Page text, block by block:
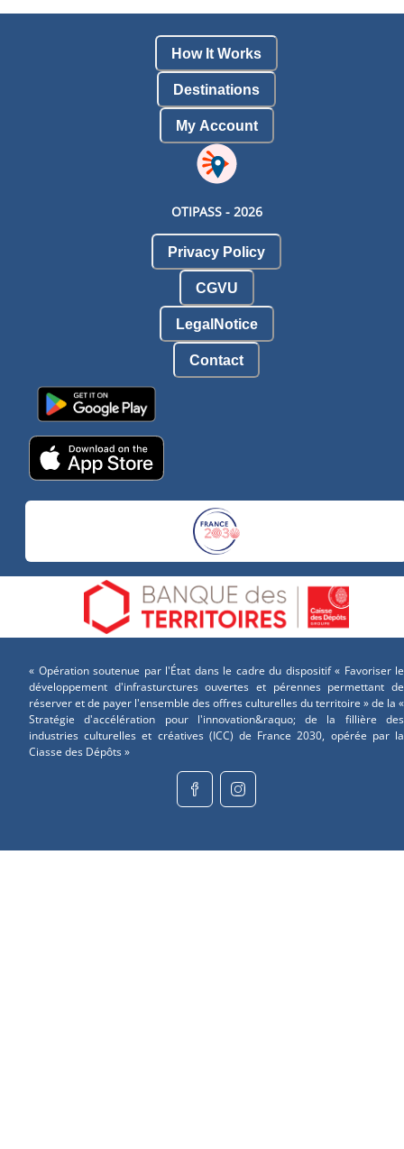
How It Works
Destinations
My Account
OTIPASS - 2026
Privacy Policy
CGVU
LegalNotice
Contact
« Opération soutenue par l'État dans le cadre du dispositif « Favoriser le
développement d'infrasturctures ouvertes et pérennes permettant de
réserver et de payer l'ensemble des offres culturelles du territoire » de la «
Stratégie d'accélération pour l'innovation&raquo; de la fillière des
industries culturelles et créatives (ICC) de France 2030, opérée par la
Ciasse des Dépôts »